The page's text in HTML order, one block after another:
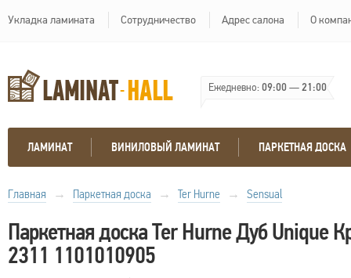
Укладка ламината Сотрудничество Адрес салона О
Ежедневно:09:00—21:00
ЛАМИНАТ ВИНИЛОВЫЙ ЛАМИНАТ ПАРКЕТНАЯ ДОСКА
Главная → Паркетная доска → Ter Hurne → Sensual
Паркетная доска Ter Hurne Дуб Unique
2311 1101010905